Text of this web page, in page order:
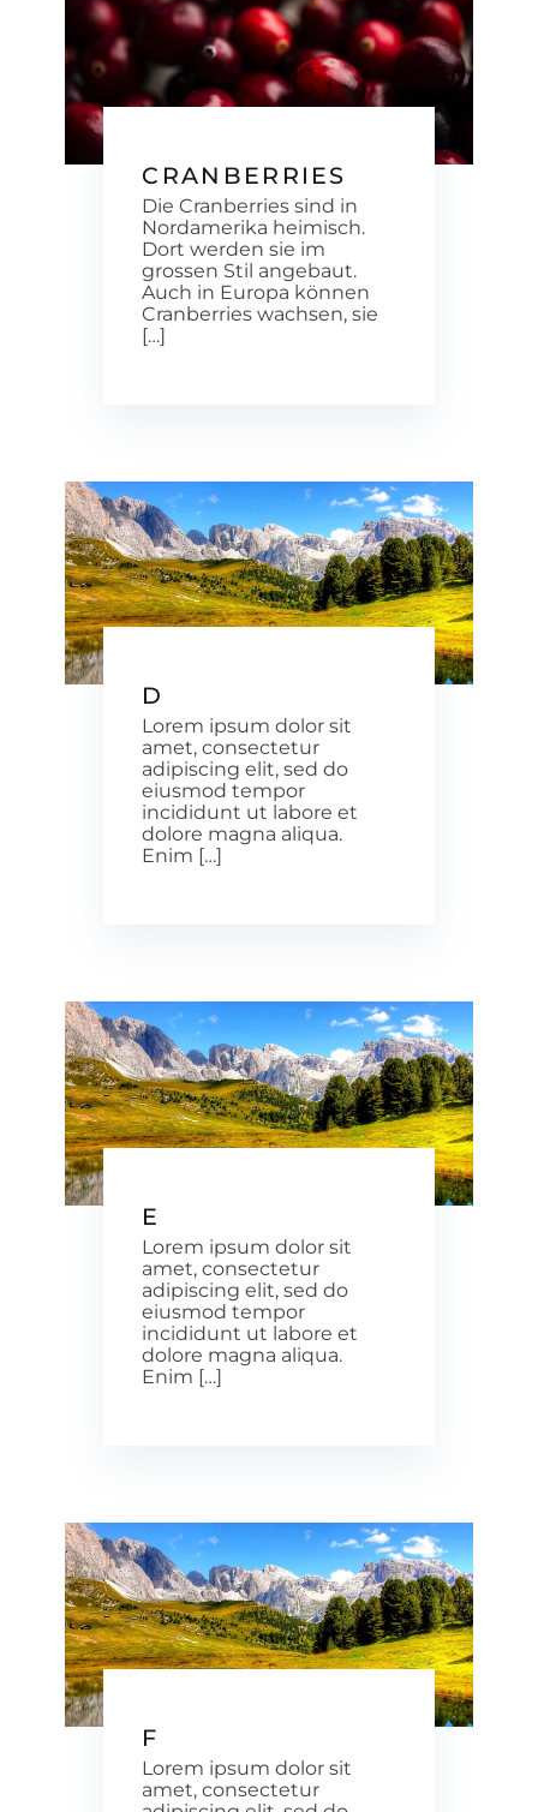
CRANBERRIES
Die Cranberries sind in
Nordamerika heimisch.
Dort werden sie im
grossen Stil angebaut.
Auch in Europa können
Cranberries wachsen, sie
[…]
D
Lorem ipsum dolor sit
amet, consectetur
adipiscing elit, sed do
eiusmod tempor
incididunt ut labore et
dolore magna aliqua.
Enim […]
E
Lorem ipsum dolor sit
amet, consectetur
adipiscing elit, sed do
eiusmod tempor
incididunt ut labore et
dolore magna aliqua.
Enim […]
F
Lorem ipsum dolor sit
amet, consectetur